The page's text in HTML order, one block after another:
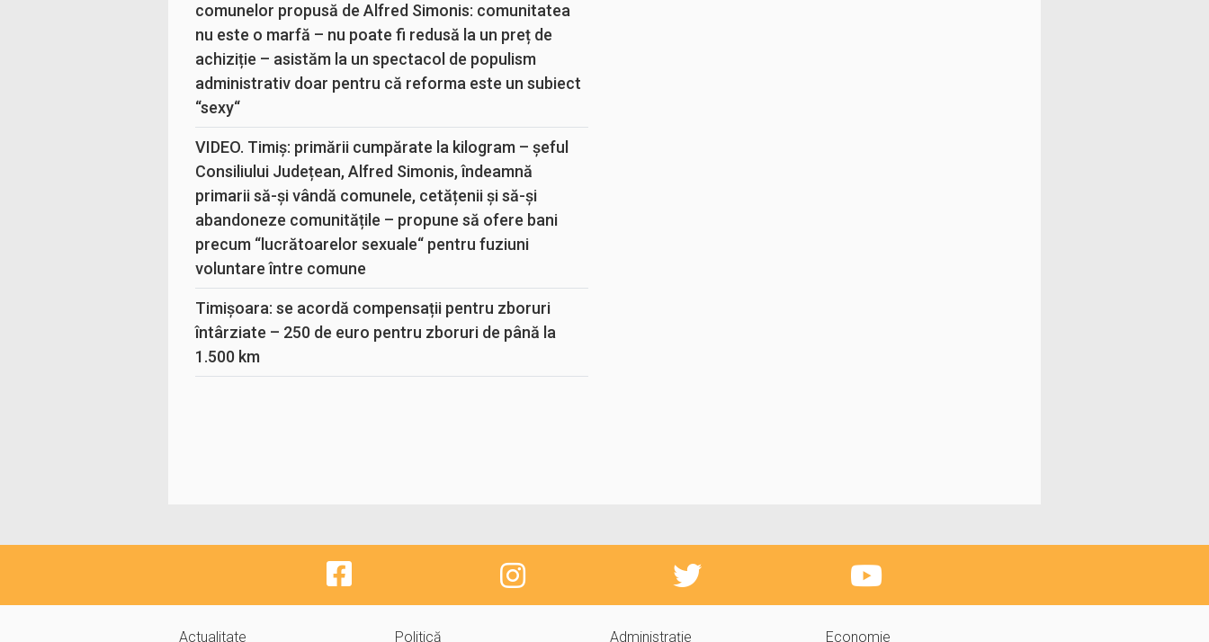
comunelor propusă de Alfred Simonis: comunitatea
nu este o marfă – nu poate fi redusă la un preț de
achiziție – asistăm la un spectacol de populism
administrativ doar pentru că reforma este un subiect
“sexy“
VIDEO. Timiș: primării cumpărate la kilogram – șeful
Consiliului Județean, Alfred Simonis, îndeamnă
primarii să-și vândă comunele, cetățenii și să-și
abandoneze comunitățile – propune să ofere bani
precum “lucrătoarelor sexuale“ pentru fuziuni
voluntare între comune
Timișoara: se acordă compensații pentru zboruri
întârziate – 250 de euro pentru zboruri de până la
1.500 km
Actualitate Politică Administrație Economie